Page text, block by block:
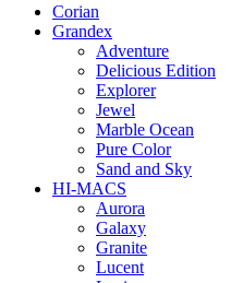
Corian
Grandex
Adventure
Delicious Edition
Explorer
Jewel
Marble Ocean
Pure Color
Sand and Sky
HI-MACS
Aurora
Galaxy
Granite
Lucent